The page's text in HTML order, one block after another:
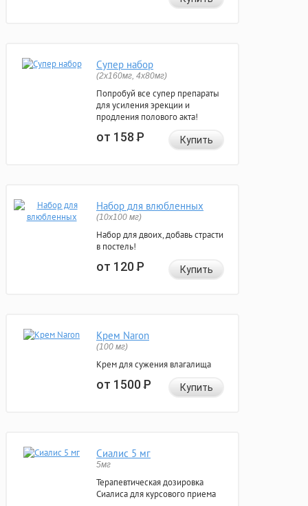
Супер набор
(2х160мг, 4х80мг)
Попробуй все супер препараты
для усиления эрекции и
продления полового акта!
от 158Р Купить
Набор для влюбленных
(10х100 мг)
Набор для двоих, добавь страсти
в постель!
от 120Р Купить
Крем Naron
(100 мг)
Крем для сужения влагалища
от 1500Р Купить
Сиалис 5 мг
5мг
Терапевтическая дозировка
Сиалиса для курсового приема